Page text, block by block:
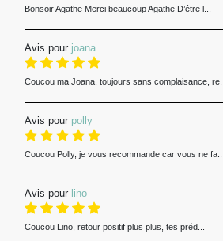
Bonsoir Agathe Merci beaucoup Agathe D’être l...
Avis pour joana
Coucou ma Joana, toujours sans complaisance, re...
Avis pour polly
Coucou Polly, je vous recommande car vous ne fa...
Avis pour lino
Coucou Lino, retour positif plus plus, tes préd...